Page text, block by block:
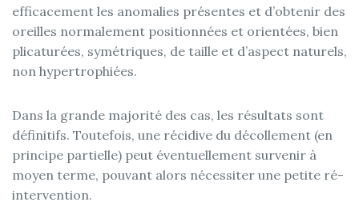
efficacement les anomalies présentes et d’obtenir des
oreilles normalement positionnées et orientées, bien
plicaturées, symétriques, de taille et d’aspect naturels,
non hypertrophiées.
Dans la grande majorité des cas, les résultats sont
définitifs. Toutefois, une récidive du décollement (en
principe partielle) peut éventuellement survenir à
moyen terme, pouvant alors nécessiter une petite ré-
intervention.